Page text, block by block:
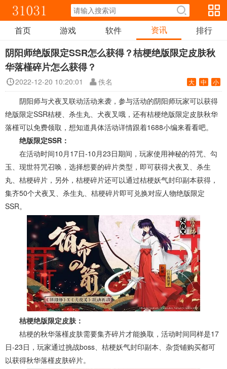
首页 游戏 软件 资讯 排行
阴阳师绝版限定SSR怎么获得？桔梗绝版限定皮肤秋
华落槿碎片怎么获得？
2022-12-20 10:20:01 佚名 大 中 小
阴阳师与犬夜叉联动活动来袭，参与活动的阴阳师玩家可以获得
绝版限定SSR桔梗、杀生丸、犬夜叉哦，还有桔梗绝版限定皮肤秋华
落槿可以免费领取，想知道具体活动详情跟着1688小编来看看吧。
绝版限定SSR：
在活动时间10月17日-10月23日期间，玩家使用神秘的符咒、勾
玉、现世符咒召唤，选择想要的碎片类型，即可获得犬夜叉、杀生
丸、桔梗碎片，另外，桔梗碎片还可以通过桔梗妖气封印副本获得，
集齐50个犬夜叉、杀生丸、桔梗碎片即可兑换对应人物绝版限定
SSR。
桔梗绝版限定皮肤：
桔梗的秋华落槿皮肤需要集齐碎片才能换取，活动时间同样是17
日-23日，玩家通过挑战boss、桔梗妖气封印副本、杂货铺购买都可
以获得秋华落槿皮肤碎片。